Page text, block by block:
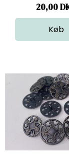
20,00